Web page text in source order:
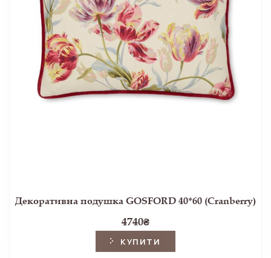
Декоративна подушка GOSFORD 40*60 (Cranberry)
4740₴
КУПИТИ